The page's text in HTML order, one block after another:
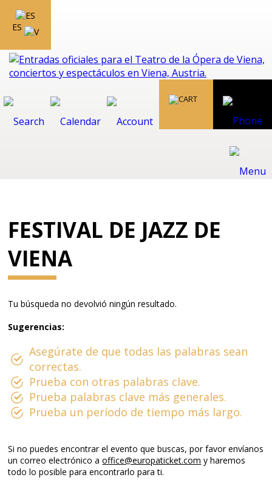
ES
FESTIVAL DE JAZZ DE
VIENA
Tu búsqueda no devolvió ningún resultado.
Sugerencias:
Asegúrate de que todas las palabras sean
correctas.
Prueba con otras palabras clave.
Prueba palabras clave más generales.
Prueba un período de tiempo más largo.
Si no puedes encontrar el evento que buscas, por favor envíanos
un correo electrónico aoffice@europaticket.com y haremos
todo lo posible para encontrarlo para ti.